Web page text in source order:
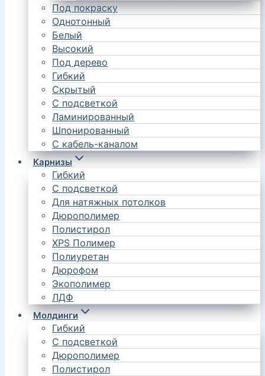
Под покраску
Однотонный
Белый
Высокий
Под дерево
Гибкий
Скрытый
С подсветкой
Ламинированный
Шпонированный
С кабель-каналом
Карнизы
Гибкий
С подсветкой
Для натяжных потолков
Дюрополимер
Полистирол
XPS Полимер
Полиуретан
Дюрофом
Экополимер
ЛДФ
Молдинги
Гибкий
С подсветкой
Дюрополимер
Полистирол